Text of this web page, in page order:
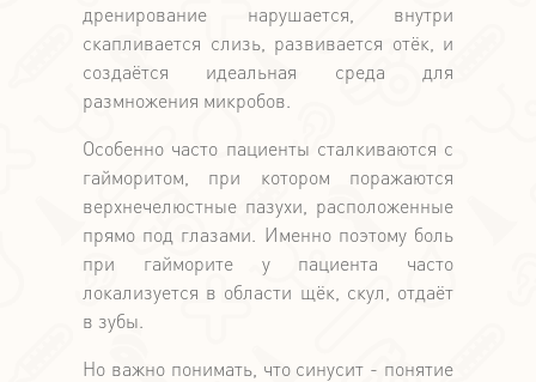
дренирование нарушается, внутри
скапливается слизь, развивается отёк, и
создаётся идеальная среда для
размножения микробов.
Особенно часто пациенты сталкиваются с
гайморитом, при котором поражаются
верхнечелюстные пазухи, расположенные
прямо под глазами. Именно поэтому боль
при гайморите у пациента часто
локализуется в области щёк, скул, отдаёт
в зубы.
Но важно понимать, что синусит - понятие